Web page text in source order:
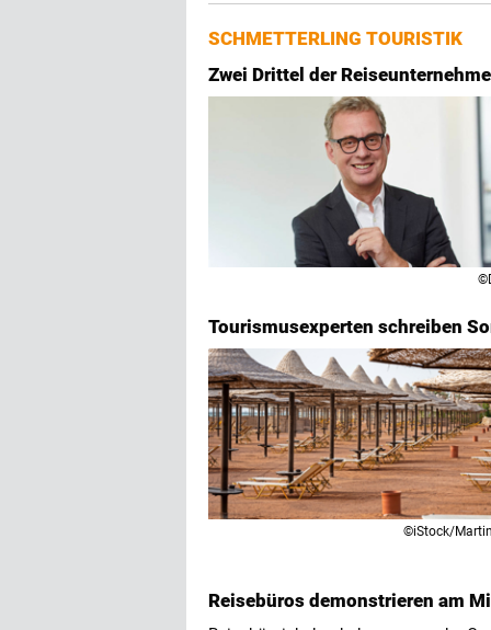
SCHMETTERLING TOURISTIK
Zwei Drittel der
Tourismusexperten schreiben
©iStock/
Reisebüros demonstrieren am